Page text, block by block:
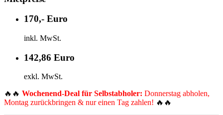
170,- Euro
inkl. MwSt.
142,86 Euro
exkl. MwSt.
🔥🔥 Wochenend-Deal für Selbstabholer: Donnerstag abholen,
Montag zurückbringen & nur einen Tag zahlen! 🔥🔥